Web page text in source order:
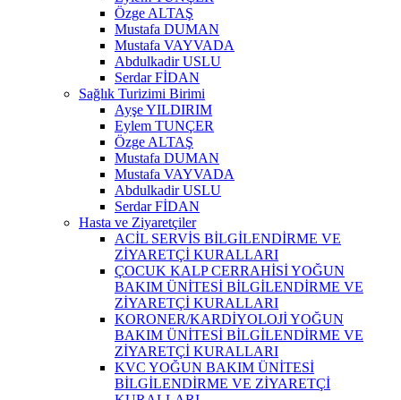
Özge ALTAŞ
Mustafa DUMAN
Mustafa VAYVADA
Abdulkadir USLU
Serdar FİDAN
Sağlık Turizimi Birimi
Ayşe YILDIRIM
Eylem TUNÇER
Özge ALTAŞ
Mustafa DUMAN
Mustafa VAYVADA
Abdulkadir USLU
Serdar FİDAN
Hasta ve Ziyaretçiler
ACİL SERVİS BİLGİLENDİRME VE
ZİYARETÇİ KURALLARI
ÇOCUK KALP CERRAHİSİ YOĞUN
BAKIM ÜNİTESİ BİLGİLENDİRME VE
ZİYARETÇİ KURALLARI
KORONER/KARDİYOLOJİ YOĞUN
BAKIM ÜNİTESİ BİLGİLENDİRME VE
ZİYARETÇİ KURALLARI
KVC YOĞUN BAKIM ÜNİTESİ
BİLGİLENDİRME VE ZİYARETÇİ